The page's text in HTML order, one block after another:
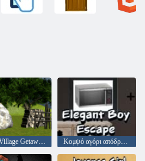
Forest Village Getaway Επεισόδιο 2 Κομψό αγόρι απόδραση